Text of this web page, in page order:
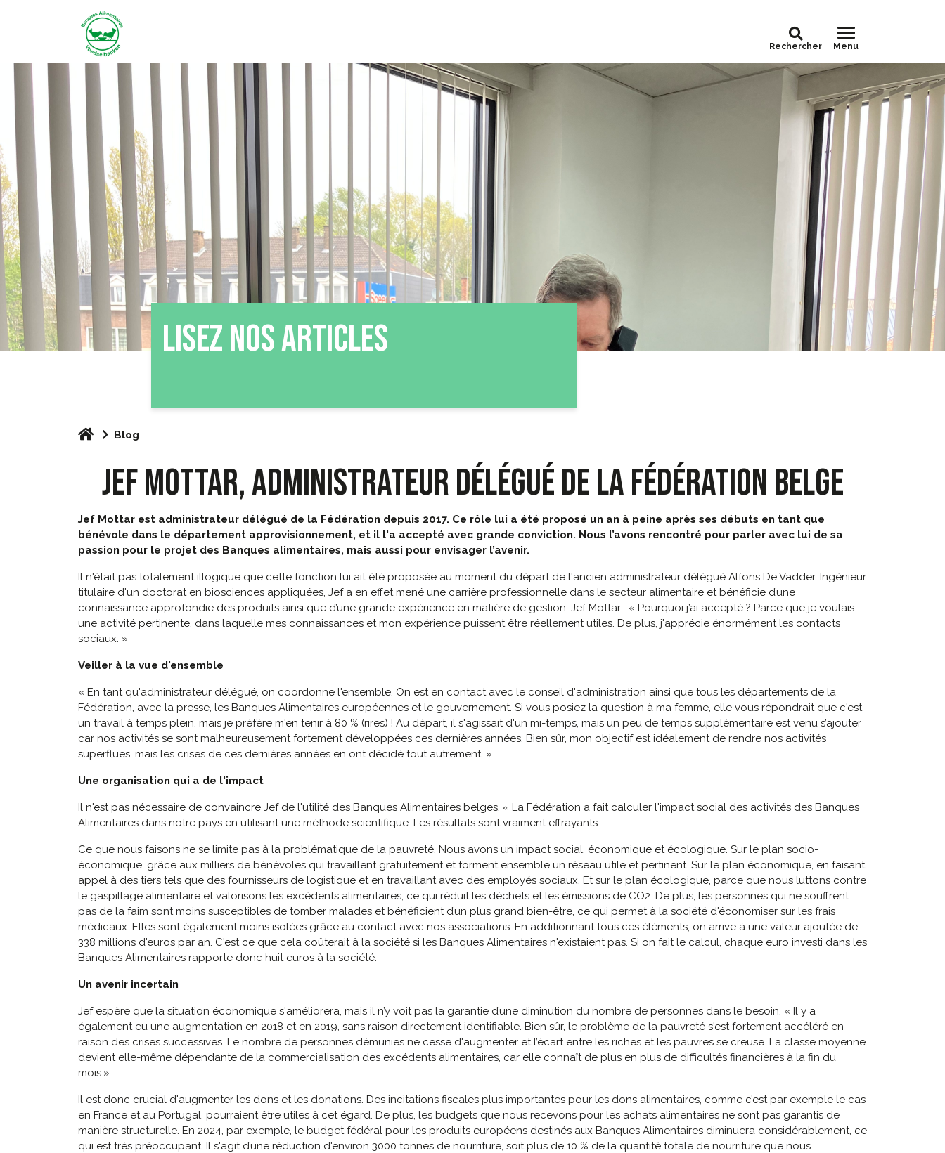
Rechercher Menu
LISEZ NOS ARTICLES
Blog
JEF MOTTAR, ADMINISTRATEUR DÉLÉGUÉ DE LA FÉDÉRATION BELGE
Jef Mottar est administrateur délégué de la Fédération depuis 2017. Ce rôle lui a été proposé un an à peine après ses débuts en tant que
bénévole dans le département approvisionnement, et il l'a accepté avec grande conviction. Nous l’avons rencontré pour parler avec lui de sa
passion pour le projet des Banques alimentaires, mais aussi pour envisager l’avenir.
Il n'était pas totalement illogique que cette fonction lui ait été proposée au moment du départ de l'ancien administrateur délégué Alfons De Vadder. Ingénieur
titulaire d'un doctorat en biosciences appliquées, Jef a en effet mené une carrière professionnelle dans le secteur alimentaire et bénéficie d’une
connaissance approfondie des produits ainsi que d’une grande expérience en matière de gestion. Jef Mottar : « Pourquoi j’ai accepté ? Parce que je voulais
une activité pertinente, dans laquelle mes connaissances et mon expérience puissent être réellement utiles. De plus, j'apprécie énormément les contacts
sociaux. »
Veiller à la vue d'ensemble
« En tant qu'administrateur délégué, on coordonne l'ensemble. On est en contact avec le conseil d'administration ainsi que tous les départements de la
Fédération, avec la presse, les Banques Alimentaires européennes et le gouvernement. Si vous posiez la question à ma femme, elle vous répondrait que c'est
un travail à temps plein, mais je préfère m'en tenir à 80 % (rires) ! Au départ, il s'agissait d'un mi-temps, mais un peu de temps supplémentaire est venu s’ajouter
car nos activités se sont malheureusement fortement développées ces dernières années. Bien sûr, mon objectif est idéalement de rendre nos activités
superflues, mais les crises de ces dernières années en ont décidé tout autrement. »
Une organisation qui a de l'impact
Il n'est pas nécessaire de convaincre Jef de l'utilité des Banques Alimentaires belges. « La Fédération a fait calculer l'impact social des activités des Banques
Alimentaires dans notre pays en utilisant une méthode scientifique. Les résultats sont vraiment effrayants.
Ce que nous faisons ne se limite pas à la problématique de la pauvreté. Nous avons un impact social, économique et écologique. Sur le plan socio-
économique, grâce aux milliers de bénévoles qui travaillent gratuitement et forment ensemble un réseau utile et pertinent. Sur le plan économique, en faisant
appel à des tiers tels que des fournisseurs de logistique et en travaillant avec des employés sociaux. Et sur le plan écologique, parce que nous luttons contre
le gaspillage alimentaire et valorisons les excédents alimentaires, ce qui réduit les déchets et les émissions de CO2. De plus, les personnes qui ne souffrent
pas de la faim sont moins susceptibles de tomber malades et bénéficient d’un plus grand bien-être, ce qui permet à la société d'économiser sur les frais
médicaux. Elles sont également moins isolées grâce au contact avec nos associations. En additionnant tous ces éléments, on arrive à une valeur ajoutée de
338 millions d'euros par an. C'est ce que cela coûterait à la société si les Banques Alimentaires n'existaient pas. Si on fait le calcul, chaque euro investi dans les
Banques Alimentaires rapporte donc huit euros à la société.
Un avenir incertain
Jef espère que la situation économique s'améliorera, mais il n’y voit pas la garantie d’une diminution du nombre de personnes dans le besoin. « Il y a
également eu une augmentation en 2018 et en 2019, sans raison directement identifiable. Bien sûr, le problème de la pauvreté s'est fortement accéléré en
raison des crises successives. Le nombre de personnes démunies ne cesse d'augmenter et l’écart entre les riches et les pauvres se creuse. La classe moyenne
devient elle-même dépendante de la commercialisation des excédents alimentaires, car elle connaît de plus en plus de difficultés financières à la fin du
mois.»
Il est donc crucial d'augmenter les dons et les donations. Des incitations fiscales plus importantes pour les dons alimentaires, comme c’est par exemple le cas
en France et au Portugal, pourraient être utiles à cet égard. De plus, les budgets que nous recevons pour les achats alimentaires ne sont pas garantis de
manière structurelle. En 2024, par exemple, le budget fédéral pour les produits européens destinés aux Banques Alimentaires diminuera considérablement, ce
qui est très préoccupant. Il s'agit d’une réduction d'environ 3000 tonnes de nourriture, soit plus de 10 % de la quantité totale de nourriture que nous